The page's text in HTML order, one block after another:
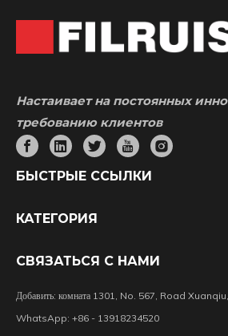
Настаивает на постоянных
требованию клиентов
БЫСТРЫЕ ССЫЛКИ
КАТЕГОРИЯ
СВЯЗАТЬСЯ С НАМИ
Добавить: комната 1301, No. 567, Road
WhatsApp: +86 - 13918234520